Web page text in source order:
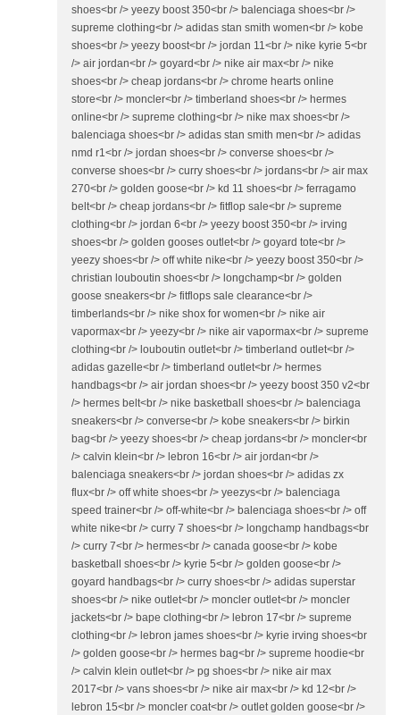
shoes<br /> yeezy boost 350<br /> balenciaga shoes<br />
supreme clothing<br /> adidas stan smith women<br /> kobe
shoes<br /> yeezy boost<br /> jordan 11<br /> nike kyrie 5<br
/> air jordan<br /> goyard<br /> nike air max<br /> nike
shoes<br /> cheap jordans<br /> chrome hearts online
store<br /> moncler<br /> timberland shoes<br /> hermes
online<br /> supreme clothing<br /> nike max shoes<br />
balenciaga shoes<br /> adidas stan smith men<br /> adidas
nmd r1<br /> jordan shoes<br /> converse shoes<br />
converse shoes<br /> curry shoes<br /> jordans<br /> air max
270<br /> golden goose<br /> kd 11 shoes<br /> ferragamo
belt<br /> cheap jordans<br /> fitflop sale<br /> supreme
clothing<br /> jordan 6<br /> yeezy boost 350<br /> irving
shoes<br /> golden gooses outlet<br /> goyard tote<br />
yeezy shoes<br /> off white nike<br /> yeezy boost 350<br />
christian louboutin shoes<br /> longchamp<br /> golden
goose sneakers<br /> fitflops sale clearance<br />
timberlands<br /> nike shox for women<br /> nike air
vapormax<br /> yeezy<br /> nike air vapormax<br /> supreme
clothing<br /> louboutin outlet<br /> timberland outlet<br />
adidas gazelle<br /> timberland outlet<br /> hermes
handbags<br /> air jordan shoes<br /> yeezy boost 350 v2<br
/> hermes belt<br /> nike basketball shoes<br /> balenciaga
sneakers<br /> converse<br /> kobe sneakers<br /> birkin
bag<br /> yeezy shoes<br /> cheap jordans<br /> moncler<br
/> calvin klein<br /> lebron 16<br /> air jordan<br />
balenciaga sneakers<br /> jordan shoes<br /> adidas zx
flux<br /> off white shoes<br /> yeezys<br /> balenciaga
speed trainer<br /> off-white<br /> balenciaga shoes<br /> off
white nike<br /> curry 7 shoes<br /> longchamp handbags<br
/> curry 7<br /> hermes<br /> canada goose<br /> kobe
basketball shoes<br /> kyrie 5<br /> golden goose<br />
goyard handbags<br /> curry shoes<br /> adidas superstar
shoes<br /> nike outlet<br /> moncler outlet<br /> moncler
jackets<br /> bape clothing<br /> lebron 17<br /> supreme
clothing<br /> lebron james shoes<br /> kyrie irving shoes<br
/> golden goose<br /> hermes bag<br /> supreme hoodie<br
/> calvin klein outlet<br /> pg shoes<br /> nike air max
2017<br /> vans shoes<br /> nike air max<br /> kd 12<br />
lebron 15<br /> moncler coat<br /> outlet golden goose<br />